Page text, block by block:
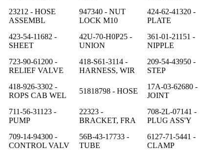
23212 - HOSE
ASSEMBL
947340 - NUT
LOCK M10
424-62-41320 -
PLATE
423-54-11682 -
SHEET
42U-70-H0P25 -
UNION
361-01-21151 -
NIPPLE
723-90-61200 -
RELIEF VALVE
418-S61-3114 -
HARNESS, WIR
209-54-43950 -
STEP
418-926-3302 -
ROPS CAB WEL
51818798 - HOSE
17A-03-62680 -
JOINT
711-56-31123 -
PUMP
22323 -
BRACKET, FRA
708-2L-07141 -
PLUG ASS'Y
709-14-94300 -
CONTROL VALV
56B-43-17733 -
TUBE
6127-71-5441 -
CLAMP